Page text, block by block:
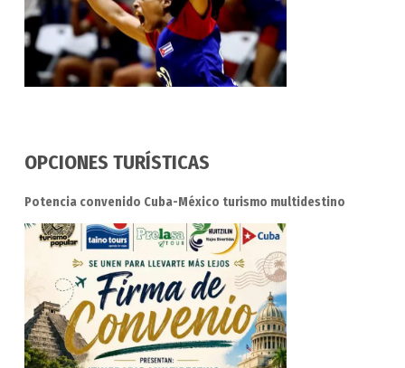
OPCIONES TURÍSTICAS
Potencia convenido Cuba-México turismo multidestino